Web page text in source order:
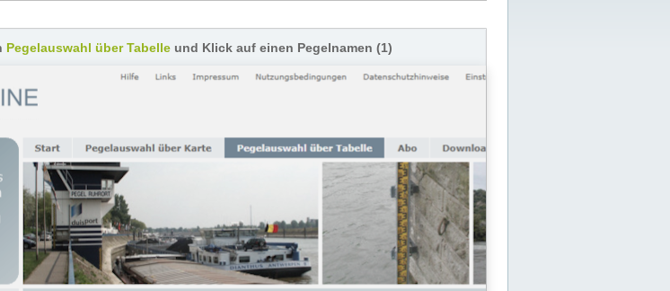
Pegelauswahl über Tabelleund Klick auf einen Pegelnamen (1)